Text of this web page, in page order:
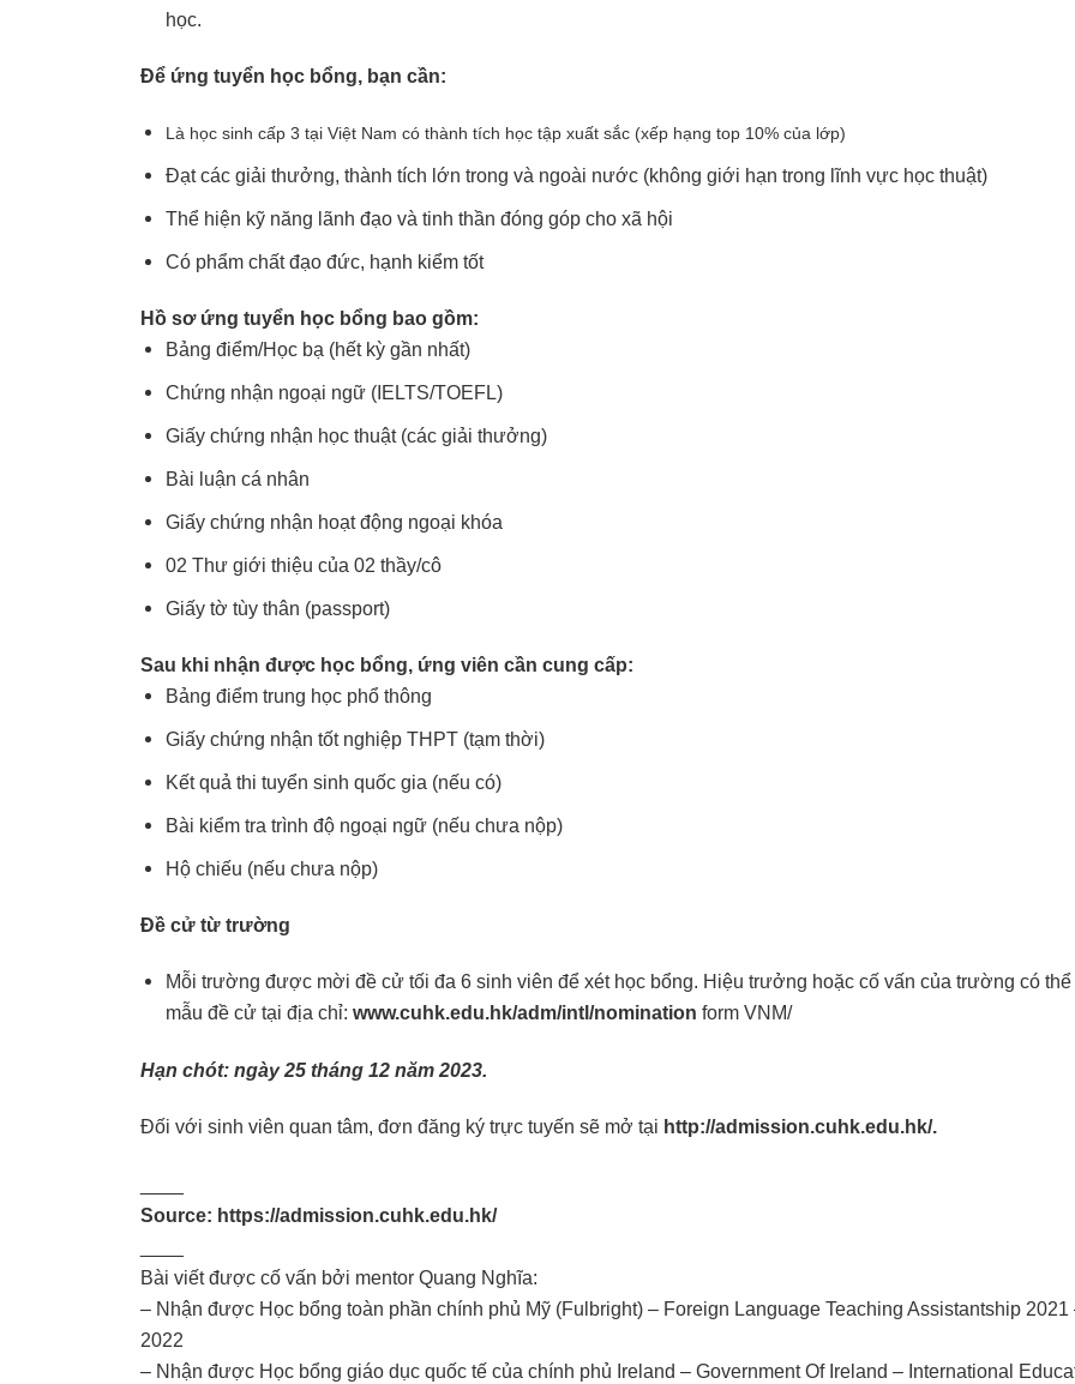
học.
Để ứng tuyển học bổng, bạn cần:
Là học sinh cấp 3 tại Việt Nam có thành tích học tập xuất sắc (xếp hạng top 10% của lớp)
Đạt các giải thưởng, thành tích lớn trong và ngoài nước (không giới hạn trong lĩnh vực học thuật)
Thể hiện kỹ năng lãnh đạo và tinh thần đóng góp cho xã hội
Có phẩm chất đạo đức, hạnh kiểm tốt
Hồ sơ ứng tuyển học bổng bao gồm:
Bảng điểm/Học bạ (hết kỳ gần nhất)
Chứng nhận ngoại ngữ (IELTS/TOEFL)
Giấy chứng nhận học thuật (các giải thưởng)
Bài luận cá nhân
Giấy chứng nhận hoạt động ngoại khóa
02 Thư giới thiệu của 02 thầy/cô
Giấy tờ tùy thân (passport)
Sau khi nhận được học bổng, ứng viên cần cung cấp:
Bảng điểm trung học phổ thông
Giấy chứng nhận tốt nghiệp THPT (tạm thời)
Kết quả thi tuyển sinh quốc gia (nếu có)
Bài kiểm tra trình độ ngoại ngữ (nếu chưa nộp)
Hộ chiếu (nếu chưa nộp)
Đề cử từ trường
Mỗi trường được mời đề cử tối đa 6 sinh viên để xét học bổng. Hiệu trưởng hoặc cố vấn của trường có thể
mẫu đề cử tại địa chỉ:www.cuhk.edu.hk/adm/intl/nomination form VNM/
Hạn chót: ngày 25 tháng 12 năm 2023.
Đối với sinh viên quan tâm, đơn đăng ký trực tuyến sẽ mở tại http://admission.cuhk.edu.hk/.
Source: https://admission.cuhk.edu.hk/
Bài viết được cố vấn bởi mentor Quang Nghĩa:
– Nhận được Học bổng toàn phần chính phủ Mỹ (Fulbright) – Foreign Language Teaching Assistantship 2021
2022
– Nhận được Học bổng giáo dục quốc tế của chính phủ Ireland – Government Of Ireland – International